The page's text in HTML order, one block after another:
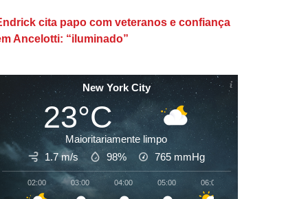
cita papo com veteranos e confiança
Ancelotti: “iluminado”
New York City
23°C
Maioritariamente limpo
1.7 m/s
98% 765 mmHg
02:00 03:00 04:00 05:00 06:00